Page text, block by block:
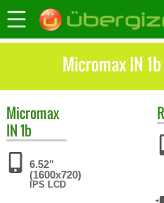
Micromax IN
Micromax
IN 1b
6.52"
(1600x720)
IPS LCD